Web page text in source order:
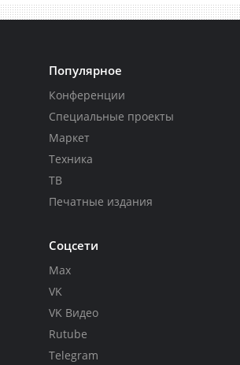
Популярное
Конференции
Специальные проекты
Маркет
Техника
ТВ
Печатные издания
Соцсети
Max
VK
VK Видео
Rutube
Telegram